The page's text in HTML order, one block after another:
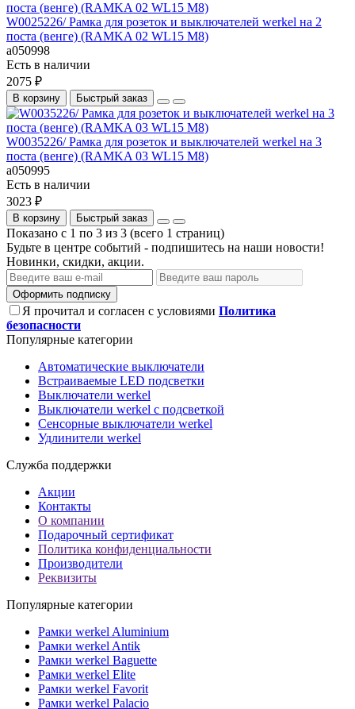
W0025226/ Рамка для розеток и выключателей werkel на 2
поста (венге) (RAMKA 02 WL15 M8)
a050998
Есть в наличии
2075 ₽
В корзину Быстрый заказ
W0035226/ Рамка для розеток и выключателей werkel на 3
поста (венге) (RAMKA 03 WL15 M8)
a050995
Есть в наличии
3023 ₽
В корзину Быстрый заказ
Показано с 1 по 3 из 3 (всего 1 страниц)
Будьте в центре событий - подпишитесь на наши новости!
Новинки, скидки, акции.
Оформить подписку
Я прочитал и согласен с условиями Политика
безопасности
Популярные категории
Автоматические выключатели
Встраиваемые LED подсветки
Выключатели werkel
Выключатели werkel с подсветкой
Сенсорные выключатели werkel
Удлинители werkel
Служба поддержки
Акции
Контакты
О компании
Подарочный сертификат
Политика конфиденциальности
Производители
Реквизиты
Популярные категории
Рамки werkel Aluminium
Рамки werkel Antik
Рамки werkel Baguette
Рамки werkel Elite
Рамки werkel Favorit
Рамки werkel Palacio